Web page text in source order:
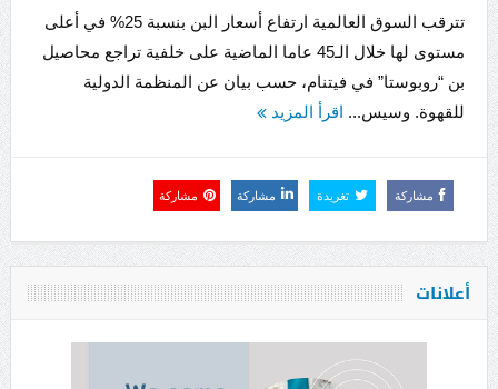
تترقب السوق العالمية ارتفاع أسعار البن بنسبة 25% في أعلى
مستوى لها خلال الـ45 عاما الماضية على خلفية تراجع محاصيل
بن “روبوستا” في فيتنام، حسب بيان عن المنظمة الدولية
للقهوة. وسيس... اقرأ المزيد
مشاركة تغريدة مشاركة مشاركة
أعلانات